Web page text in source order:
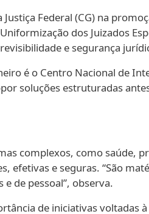
Federal (CG) na
dos Juizados
e segurança
é o Centro Nacional de
soluções estruturadas
complexos, como saúde,
efetivas e seguras. “São
de pessoal”, observa.
de iniciativas voltadas